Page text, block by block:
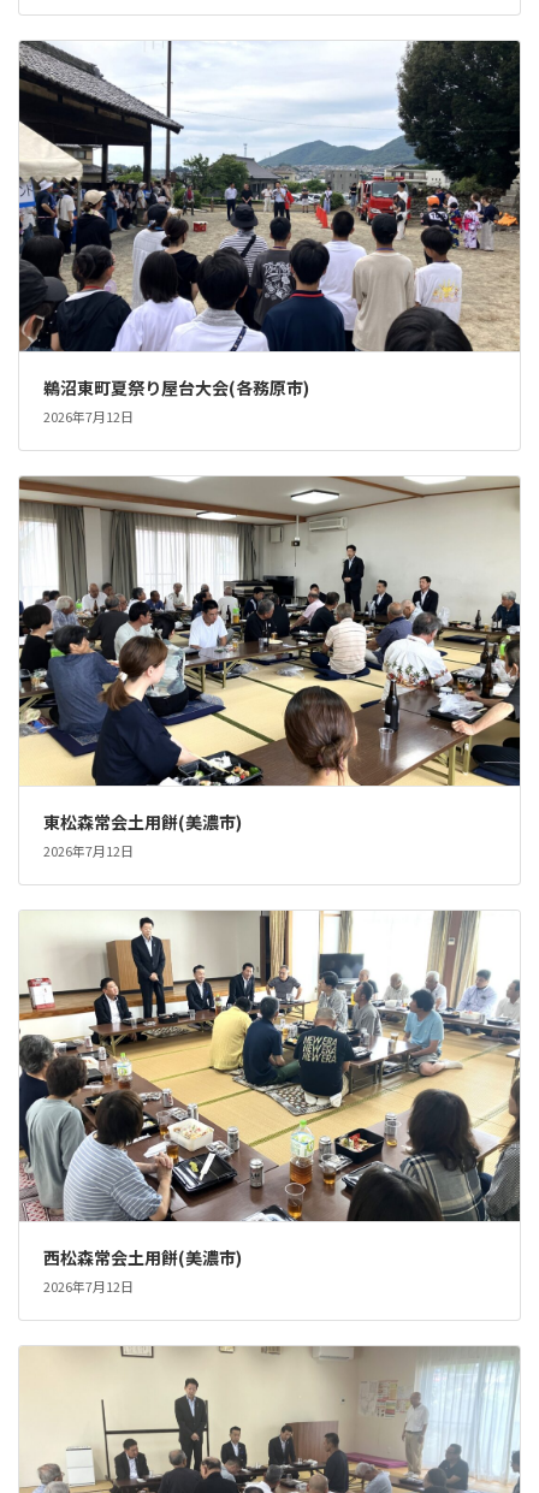
鵜沼東町夏祭り屋台大会(各務原市)
2026年7月12日
東松森常会土用餅(美濃市)
2026年7月12日
西松森常会土用餅(美濃市)
2026年7月12日